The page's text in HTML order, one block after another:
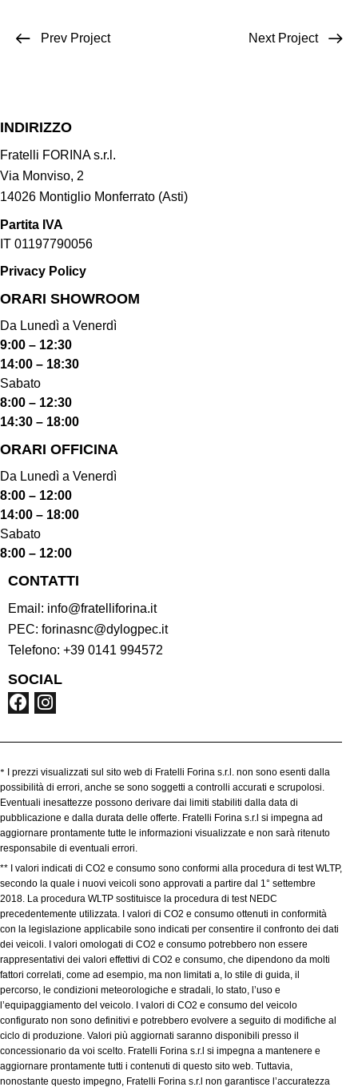
Prev Project Next Project
INDIRIZZO
Fratelli FORINA s.r.l.
Via Monviso, 2
14026 Montiglio Monferrato (Asti)
Partita IVA
IT 01197790056
Privacy Policy
ORARI SHOWROOM​
Da Lunedì a Venerdì
9:00 – 12:30
14:00 – 18:30
Sabato
8:00 – 12:30
14:30 – 18:00
ORARI OFFICINA
Da Lunedì a Venerdì
8:00 – 12:00
14:00 – 18:00
Sabato
8:00 – 12:00
CONTATTI
Email: info@fratelliforina.it
PEC: forinasnc@dylogpec.it
Telefono: +39 0141 994572
SOCIAL
*
I prezzi visualizzati sul sito web di Fratelli Forina s.r.l. non sono esenti dalla
possibilità di errori, anche se sono soggetti a controlli accurati e scrupolosi.
Eventuali inesattezze possono derivare dai limiti stabiliti dalla data di
pubblicazione e dalla durata delle offerte. Fratelli Forina s.r.l si impegna ad
aggiornare prontamente tutte le informazioni visualizzate e non sarà ritenuto
responsabile di eventuali errori.
** I valori indicati di CO2 e consumo sono conformi alla procedura di test WLTP,
secondo la quale i nuovi veicoli sono approvati a partire dal 1° settembre
2018. La procedura WLTP sostituisce la procedura di test NEDC
precedentemente utilizzata. I valori di CO2 e consumo ottenuti in conformità
con la legislazione applicabile sono indicati per consentire il confronto dei dati
dei veicoli. I valori omologati di CO2 e consumo potrebbero non essere
rappresentativi dei valori effettivi di CO2 e consumo, che dipendono da molti
fattori correlati, come ad esempio, ma non limitati a, lo stile di guida, il
percorso, le condizioni meteorologiche e stradali, lo stato, l’uso e
l’equipaggiamento del veicolo. I valori di CO2 e consumo del veicolo
configurato non sono definitivi e potrebbero evolvere a seguito di modifiche al
ciclo di produzione. Valori più aggiornati saranno disponibili presso il
concessionario da voi scelto. Fratelli Forina s.r.l si impegna a mantenere e
aggiornare prontamente tutti i contenuti di questo sito web. Tuttavia,
nonostante questo impegno, Fratelli Forina s.r.l non garantisce l’accuratezza